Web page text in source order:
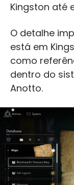
Kingston até
O detalhe
está em
como
dentro do
Anotto.